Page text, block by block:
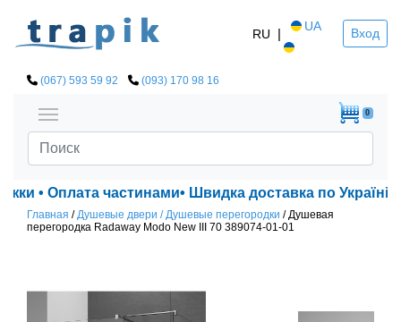
RU | UA Вход
(067) 593 59 92 (093) 170 98 16
0
• Оплата частинами• Швидка доставка по Україні!
Главная /Душевые двери / Душевые перегородки /Душевая
перегородка Radaway Modo New III 70 389074-01-01